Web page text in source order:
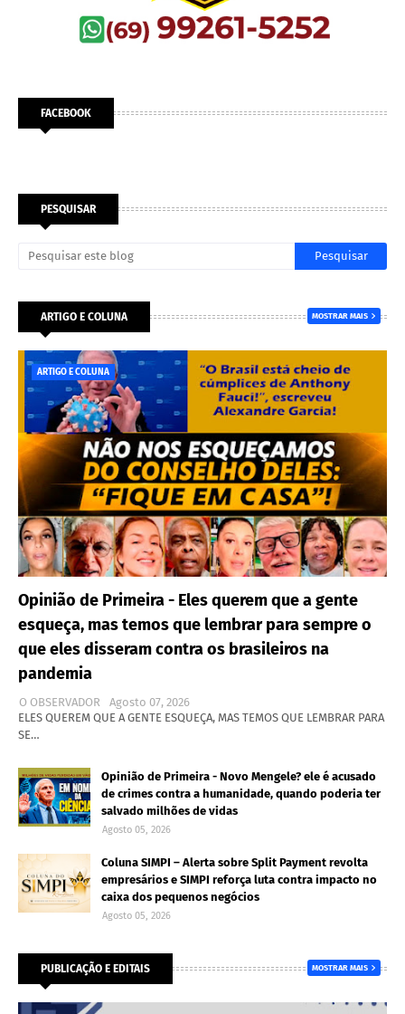
FACEBOOK
PESQUISAR
ARTIGO E COLUNA MOSTRAR MAIS
ARTIGO E COLUNA
Opinião de Primeira - Eles querem que a gente
esqueça, mas temos que lembrar para sempre o
que eles disseram contra os brasileiros na
pandemia
O OBSERVADOR
Agosto 07, 2026
ELES QUEREM QUE A GENTE ESQUEÇA, MAS TEMOS QUE LEMBRAR PARA
SE…
Opinião de Primeira - Novo Mengele? ele é acusado
de crimes contra a humanidade, quando poderia ter
salvado milhões de vidas
Agosto 05, 2026
Coluna SIMPI – Alerta sobre Split Payment revolta
empresários e SIMPI reforça luta contra impacto no
caixa dos pequenos negócios
Agosto 05, 2026
PUBLICAÇÃO E EDITAIS MOSTRAR MAIS